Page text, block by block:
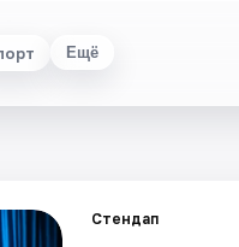
Ещё
Стендап